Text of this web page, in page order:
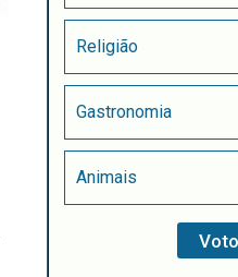
Religião
Gastronomia
Animais